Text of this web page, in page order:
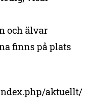
och älvar
finns på plats
aktuellt/